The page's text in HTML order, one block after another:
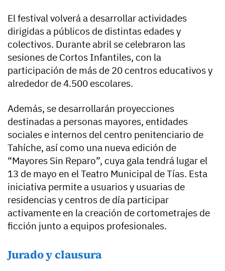
El festival volverá a desarrollar actividades
dirigidas a públicos de distintas edades y
colectivos. Durante abril se celebraron las
sesiones de Cortos Infantiles, con la
participación de más de 20 centros educativos y
alrededor de 4.500 escolares.
Además, se desarrollarán proyecciones
destinadas a personas mayores, entidades
sociales e internos del centro penitenciario de
Tahíche, así como una nueva edición de
“Mayores Sin Reparo”, cuya gala tendrá lugar el
13 de mayo en el Teatro Municipal de Tías. Esta
iniciativa permite a usuarios y usuarias de
residencias y centros de día participar
activamente en la creación de cortometrajes de
ficción junto a equipos profesionales.
Jurado y clausura